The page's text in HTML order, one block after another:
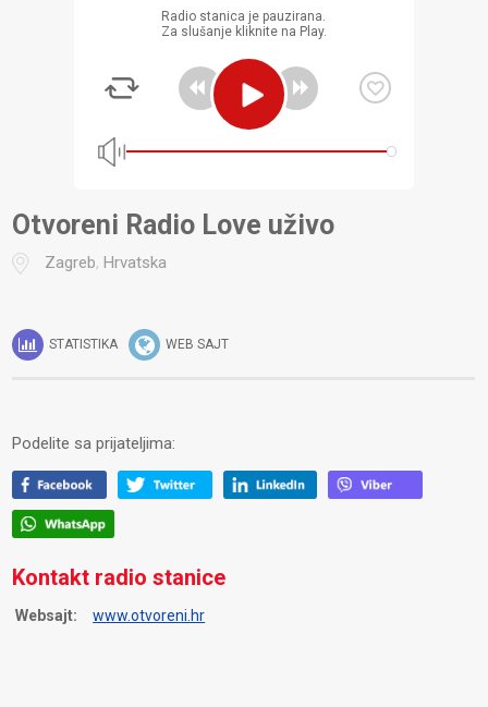
Radio stanica je pauzirana.
Za slušanje kliknite na Play.
Otvoreni Radio Love uživo
Zagreb,Hrvatska
STATISTIKA WEB SAJT
Podelite sa prijateljima:
Kontakt radio stanice
Websajt: www.otvoreni.hr